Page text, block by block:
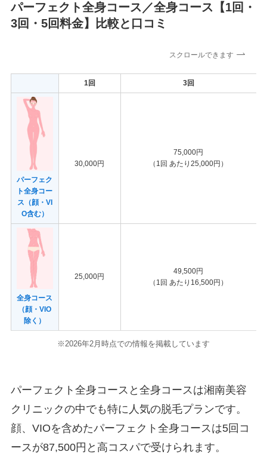
パーフェクト全身コース／全身コース【1回・
3回・5回料金】比較と口コミ
スクロールできます
1回 3回
パーフェク
ト全身コー
ス（顔・VI
O含む）
30,000円
75,000円
（1回 あたり25,000円）
全身コース
（顔・VIO
除く）
25,000円
49,500円
（1回 あたり16,500円）
※2026年2月時点での情報を掲載しています
パーフェクト全身コースと全身コースは湘南美容
クリニックの中でも特に人気の脱毛プランです。
顔、VIOを含めたパーフェクト全身コースは5回コ
ースが87,500円と高コスパで受けられます。